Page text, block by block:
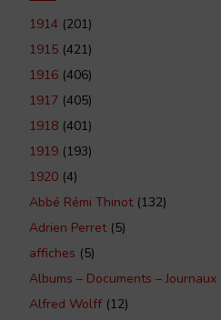
1914 (201)
1915 (421)
1916 (406)
1917 (405)
1918 (401)
1919 (193)
1920 (4)
Abbé Rémi Thinot(132)
Adrien Perret(5)
affiches (5)
Albums – Documents – Journaux
Alfred Wolff (12)